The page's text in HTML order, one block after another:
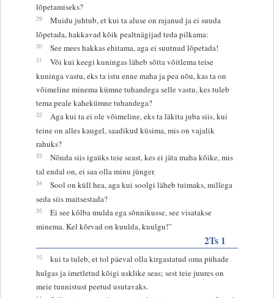
lõpetamiseks?
29
Muidu juhtub, et kui ta aluse on rajanud ja ei suuda
lõpetada, hakkavad kõik pealtnägijad teda pilkama:
30 See mees hakkas ehitama, aga ei suutnud lõpetada!
31
Või kui keegi kuningas läheb sõtta võitlema teise
kuninga vastu, eks ta istu enne maha ja pea nõu, kas ta on
võimeline minema kümne tuhandega selle vastu, kes tuleb
tema peale kahekümne tuhandega?
32
Aga kui ta ei ole võimeline, eks ta läkita juba siis, kui
teine on alles kaugel, saadikud küsima, mis on vajalik
rahuks?
33
Nõnda siis igaüks teie seast, kes ei jäta maha kõike, mis
tal endal on, ei saa olla minu jünger.
34
Sool on küll hea, aga kui soolgi läheb tuimaks, millega
seda siis maitsestada?
35
Ei see kõlba mulda ega sõnnikusse, see visatakse
minema. Kel kõrvad on kuulda, kuulgu!”
2Ts 1
10
kui ta tuleb, et tol päeval olla kirgastatud oma pühade
hulgas ja imetletud kõigi usklike seas; sest teie juures on
meie tunnistust peetud usutavaks.